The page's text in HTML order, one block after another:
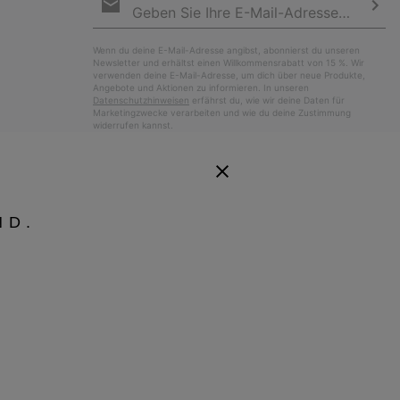
Anmeldung
Wenn du deine E-Mail-Adresse angibst, abonnierst du unseren
Newsletter und erhältst einen Willkommensrabatt von 15 %. Wir
verwenden deine E-Mail-Adresse, um dich über neue Produkte,
Angebote und Aktionen zu informieren. In unseren
Datenschutzhinweisen erfährst du, wie wir deine Daten für
Marketingzwecke verarbeiten und wie du deine Zustimmung
widerrufen kannst.